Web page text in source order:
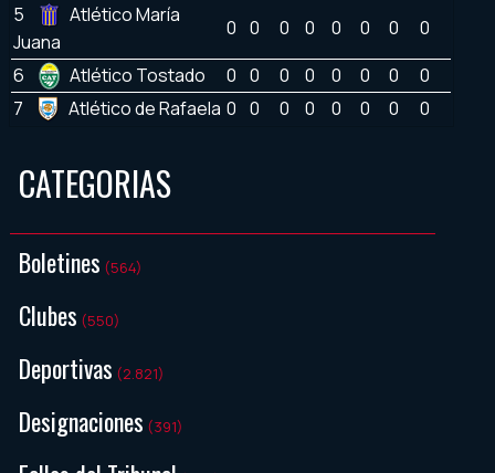
5
Atlético María
Juana
0 0 0 0 0 0 0
0
6
Atlético Tostado 0 0 0 0 0 0 0
0
7
Atlético de Rafaela 0 0 0 0 0 0 0 0
CATEGORIAS
Boletines (564)
Clubes (550)
Deportivas (2.821)
Designaciones (391)